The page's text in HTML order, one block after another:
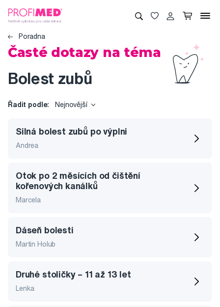
Poradna
Časté dotazy na téma
Bolest zubů
Řadit podle: Nejnovější
Silná bolest zubů po výplni
Andrea
Otok po 2 měsících od čištění
kořenových kanálků
Marcela
Dáseň bolesti
Martin Holub
Druhé stoličky – 11 až 13 let
Lenka